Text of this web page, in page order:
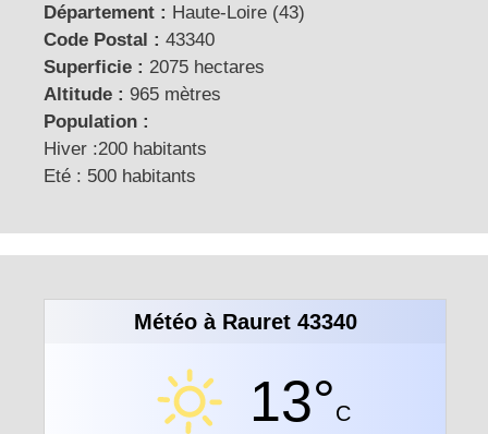
Département : Haute-Loire (43)
Code Postal : 43340
Superficie : 2075 hectares
Altitude : 965 mètres
Population :
Hiver :200 habitants
Eté : 500 habitants
Météo à Rauret 43340
13°C